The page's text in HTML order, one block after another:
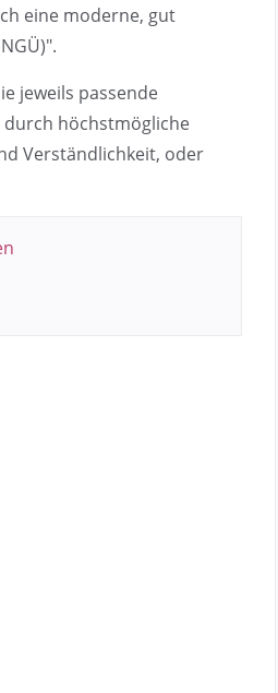
eine moderne, gut
jeweils passende
durch höchstmögliche
Verständlichkeit, oder